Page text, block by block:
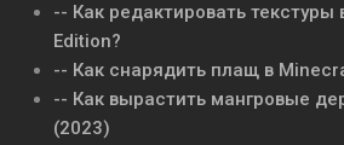
-- Как редактировать
Edition?
-- Как снарядить плащ в
-- Как вырастить мангровые
(2023)